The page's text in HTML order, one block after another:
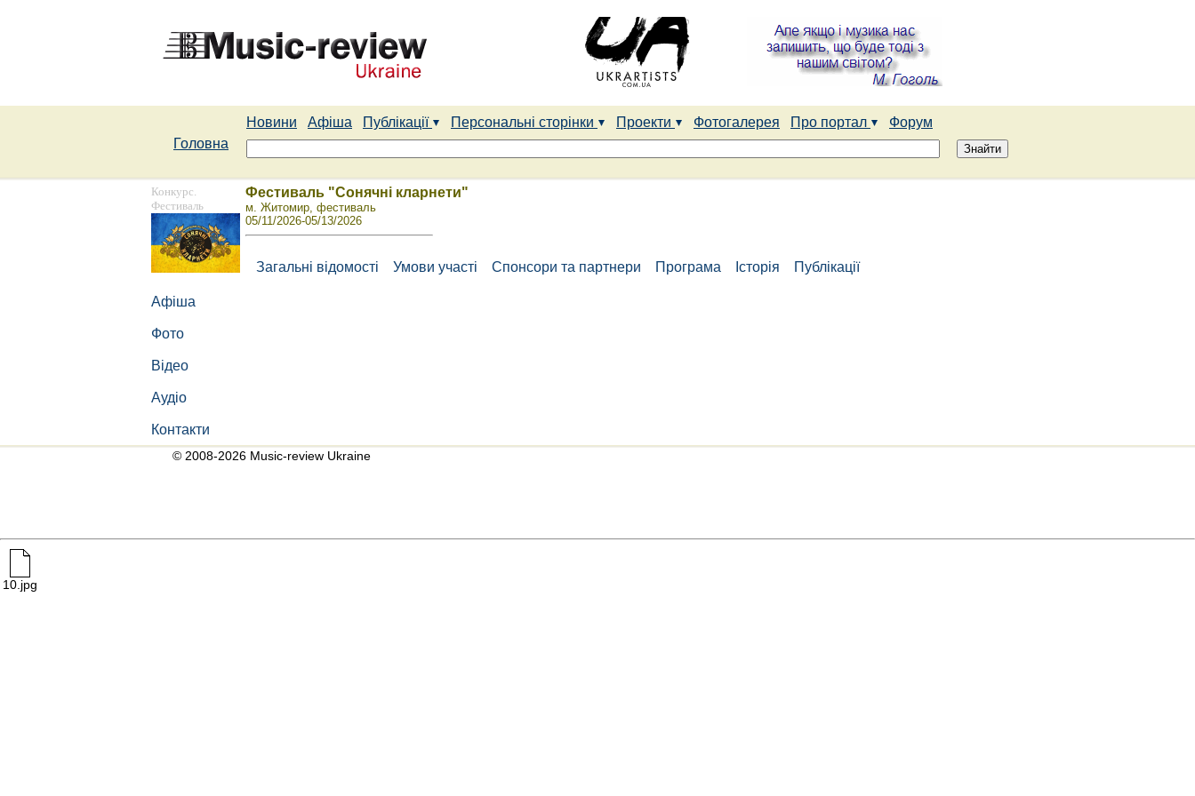
Новини Афіша Публікації Персональні сторінки Проекти Фотогалерея Про портал
Форум
Головна
Конкурс.
Фестиваль
Афіша
Фото
Відео
Аудіо
Контакти
Фестиваль "Сонячні кларнети"
м. Житомир, фестиваль
05/11/2026-05/13/2026
Загальні відомості Умови участі Спонсори та партнери Програма Історія Публікації
© 2008-2026 Music-review Ukraine
10.jpg